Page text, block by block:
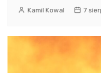
Kamil Kowal 7